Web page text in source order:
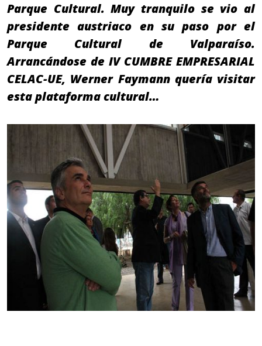
Parque Cultural. Muy tranquilo se vio al
presidente austriaco en su paso por el
Parque Cultural de Valparaíso.
Arrancándose de IV CUMBRE EMPRESARIAL
CELAC-UE, Werner Faymann quería visitar
esta plataforma cultural…